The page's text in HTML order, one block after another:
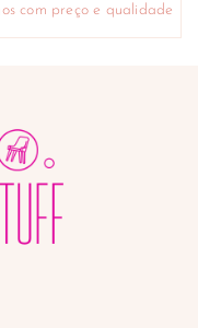
com preço e qualidade